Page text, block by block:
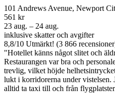
101 Andrews Avenue, Newport
561 kr
23 aug. – 24 aug.
inklusive skatter och avgifter
8,8/10 Utmärkt! (3 866
"Hotellet känns något slitet och
Restaurangen var bra och
trevlig, vilket höjde
lukt i korridorerna under vistelsen.
alltid ta taxi till och från